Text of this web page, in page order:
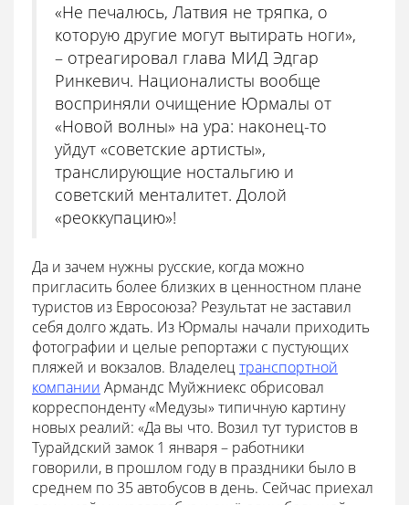
«Не печалюсь, Латвия не тряпка, о
которую другие могут вытирать ноги»,
– отреагировал глава МИД Эдгар
Ринкевич. Националисты вообще
восприняли очищение Юрмалы от
«Новой волны» на ура: наконец-то
уйдут «советские артисты»,
транслирующие ностальгию и
советский менталитет. Долой
«реоккупацию»!
Да и зачем нужны русские, когда можно
пригласить более близких в ценностном плане
туристов из Евросоюза? Результат не заставил
себя долго ждать. Из Юрмалы начали приходить
фотографии и целые репортажи с пустующих
пляжей и вокзалов. Владелецтранспортной
компании Армандс Муйжниекс обрисовал
корреспонденту «Медузы» типичную картину
новых реалий: «Да вы что. Возил тут туристов в
Турайдский замок 1 января – работники
говорили, в прошлом году в праздники было в
среднем по 35 автобусов в день. Сейчас приехал